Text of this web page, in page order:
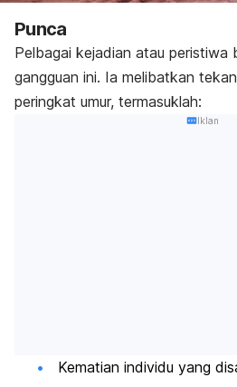
Punca
Pelbagai kejadian atau peristiwa
gangguan ini. Ia melibatkan
peringkat umur, termasuklah:
Iklan
Kematian individu yang